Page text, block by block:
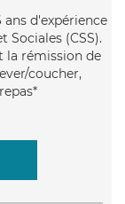
d'expérience
Sociales (CSS).
la rémission de
coucher,